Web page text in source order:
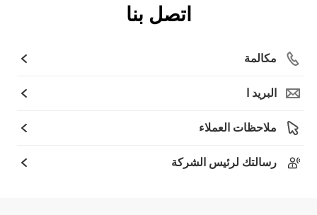
اتصل بنا
مكالمة
البريد ا
ملاحظات العملاء
رسالتك لرئيس الشركة